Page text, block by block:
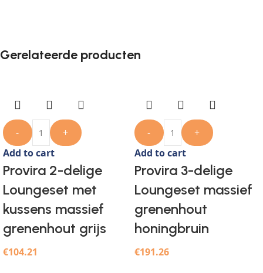
Gerelateerde producten
-
+
Add to cart
Provira 2-delige
Loungeset met
kussens massief
grenenhout grijs
€104.21
-
+
Add to cart
Provira 3-delige
Loungeset massief
grenenhout
honingbruin
€191.26